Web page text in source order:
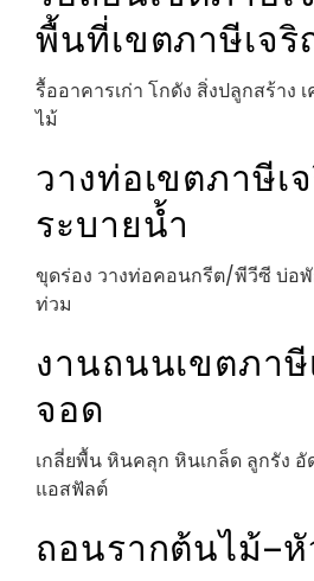
พื้นที่เขตภาษีเจ
รื้ออาคารเก่า โกดัง สิ่งปลูกสร้าง
ไม้
วางท่อเขตภาษีเ
ระบายน้ำ
ขุดร่อง วางท่อคอนกรีต/พีวีซี บ่อ
ท่วม
งานถนนเขตภา
จอด
เกลี่ยพื้น หินคลุก หินเกล็ด ลูกรัง
แอสฟัลต์
ถอนรากต้นไม้–หั